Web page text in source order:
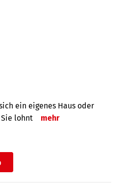
ein eigenes Haus oder
lohnt
mehr